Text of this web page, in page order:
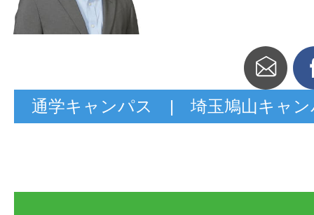
通学キャンパス | 埼玉鳩山キャン